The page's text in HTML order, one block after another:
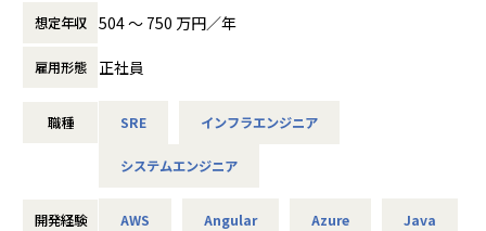
・新規機能サービスにおける要件定義や設計
・自社プロダクト・サービスのインフラ管理、運用保守
・サーバコストを抑えるため施策の企画、運用
・サービス・システムの監視やチューニング等の運用
ポート期間と、やりたいことをすばやく実現するための高い
想定年収 504 〜 750 万円／年
雇用形態 正社員
職種 SRE インフラエンジニア
システムエンジニア
開発経験 AWS Angular Azure Java